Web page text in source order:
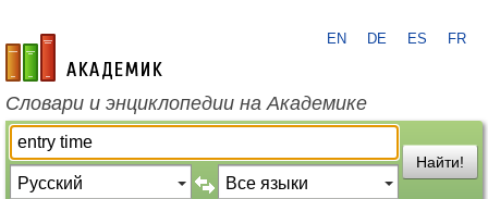
academic.ru
EN DE ES FR
Словари и энциклопедии на Академике
Найти!